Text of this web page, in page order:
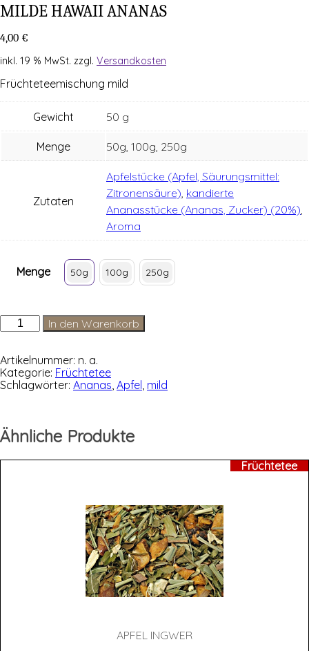
MIL­DE HAWAII ANANAS
4,00 €
inkl. 19 % MwSt. zzgl. Versandkosten
Früch­te­tee­mi­schung mild
Gewicht 50 g
Menge 50g, 100g, 250g
Zutaten
Apfelstücke (Apfel, Säurungsmittel:
Zitronensäure) kandierte
Ananasstücke (Ananas, Zucker) (20%)
Aroma
Menge 50g 100g 250g
Milde
Hawaii
Menge
In den Warenkorb
Artikelnummer: n. a.
Kategorie: Früchtetee
Schlagwörter: Ananas Apfel mild
Ähnliche Produkte
Früchtetee
APFEL ING­WER